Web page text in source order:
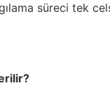
süreci tek